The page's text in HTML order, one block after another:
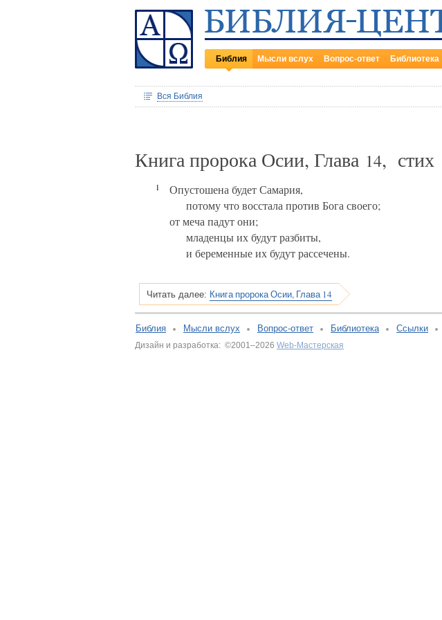
Библия Мысли вслух Вопрос-ответ Библиотека
Вся Библия
Книга пророка Осии, Глава 14, стих
1
Опустошена будет Самария,
потому что восстала против Бога своего;
от меча падут они;
младенцы их будут разбиты,
и беременные их будут рассечены.
Читать далее: Книга пророка Осии, Глава 14
Библия Мысли вслух Вопрос-ответ Библиотека Ссылки
Дизайн и разработка: ©2001–2026 Web-Мастерская